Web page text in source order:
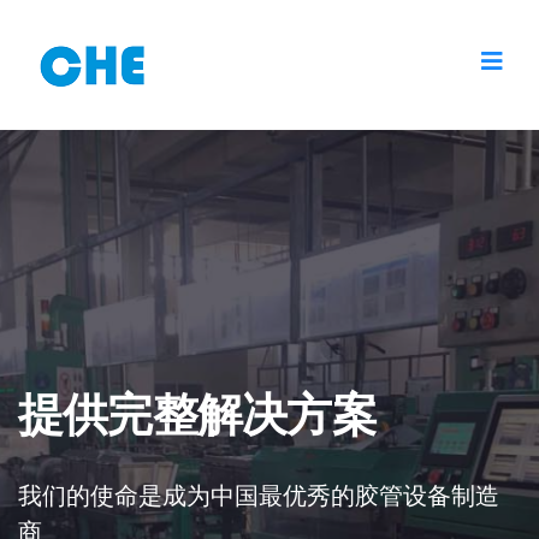
提供完整解决方案
我们的使命是成为中国最优秀的胶管设备制造
商